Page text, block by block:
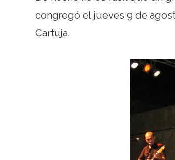
congregó el jueves 9 de
Cartuja.